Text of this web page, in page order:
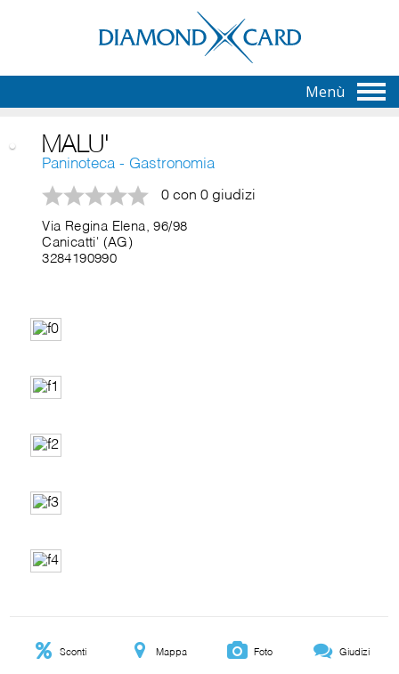
Menù
MALU'
Paninoteca - Gastronomia
0 con 0 giudizi
Via Regina Elena, 96/98
Canicatti' (AG)
3284190990
Sconti Mappa Foto Giudizi